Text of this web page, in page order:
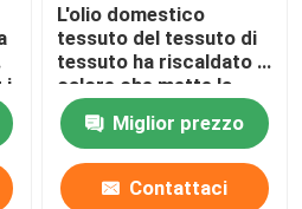
i
L'olio domestico
tessuto del tessuto di
tessuto ha riscaldato il
calore che mette la
macchina di finitura di
StenterMiglior prezzo
Contattaci